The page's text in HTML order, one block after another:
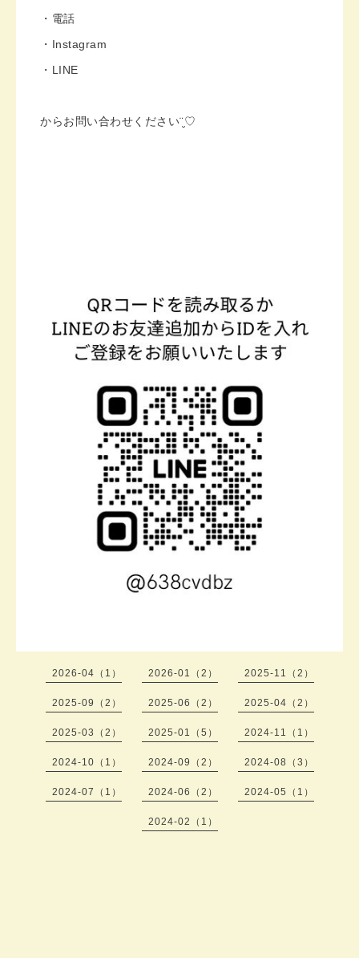
・電話
・Instagram
・LINE
からお問い合わせください¨̮♡︎
2026-04（1） 2026-01（2） 2025-11（2）
2025-09（2） 2025-06（2） 2025-04（2）
2025-03（2） 2025-01（5） 2024-11（1）
2024-10（1） 2024-09（2） 2024-08（3）
2024-07（1） 2024-06（2） 2024-05（1）
2024-02（1）